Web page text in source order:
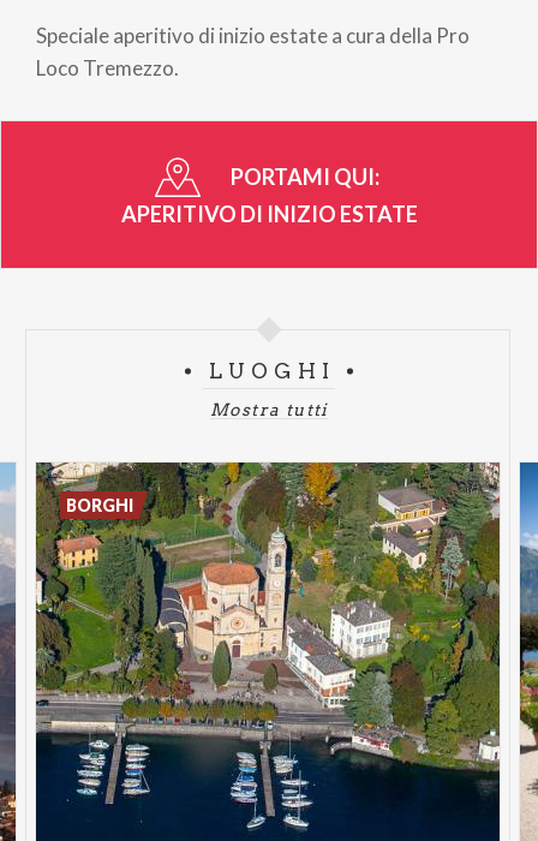
di
pane
Speciale aperitivo di inizio estate a cura della Pro
Loco Tremezzo.
PORTAMI QUI:
APERITIVO DI INIZIO ESTATE
LUOGHI
Mostra tutti
BORGHI